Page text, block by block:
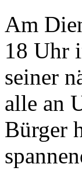
Am
18 Uhr
seiner
alle an
Bürger